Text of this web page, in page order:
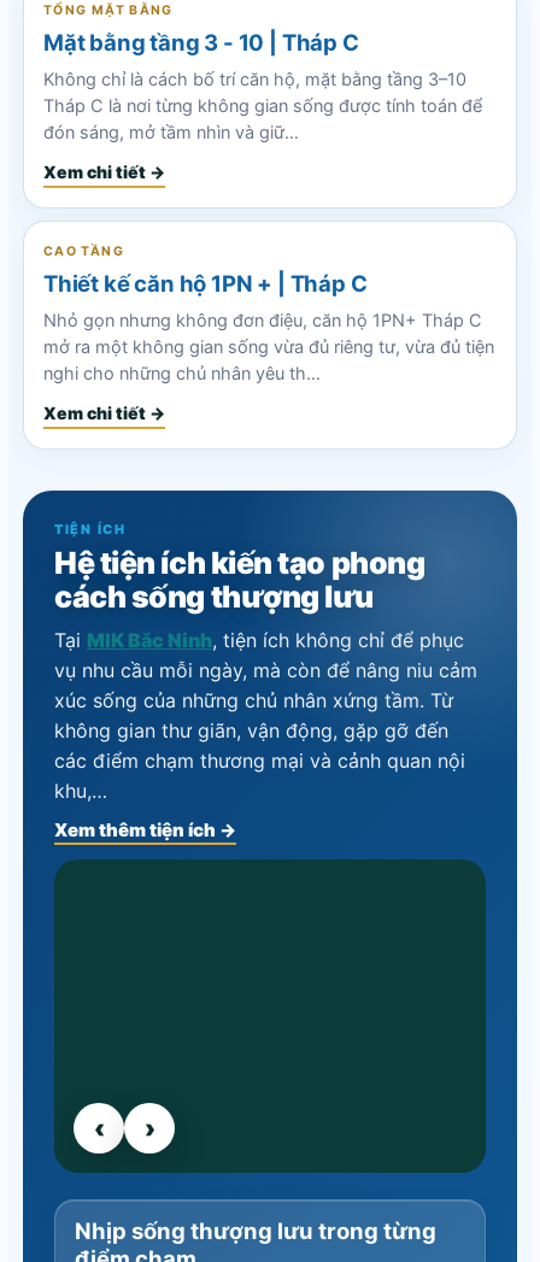
TỔNG MẶT BẰNG
Mặt bằng tầng 3 - 10 | Tháp C
Không chỉ là cách bố trí căn hộ, mặt bằng tầng 3–10
Tháp C là nơi từng không gian sống được tính toán để
đón sáng, mở tầm nhìn và giữ…
Xem chi tiết →
CAO TẦNG
Thiết kế căn hộ 1PN + | Tháp C
Nhỏ gọn nhưng không đơn điệu, căn hộ 1PN+ Tháp C
mở ra một không gian sống vừa đủ riêng tư, vừa đủ tiện
nghi cho những chủ nhân yêu th…
Xem chi tiết →
TIỆN ÍCH
Hệ tiện ích kiến tạo phong
cách sống thượng lưu
Tại MIK Bắc Ninh, tiện ích không chỉ để phục
vụ nhu cầu mỗi ngày, mà còn để nâng niu cảm
xúc sống của những chủ nhân xứng tầm. Từ
không gian thư giãn, vận động, gặp gỡ đến
các điểm chạm thương mại và cảnh quan nội
khu,…
Xem thêm tiện ích →
‹ ›
Nhịp sống thượng lưu trong từng